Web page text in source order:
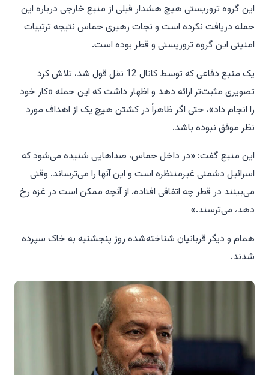
این گروه تروریستی هیچ هشدار قبلی از منبع خارجی درباره این
حمله دریافت نکرده است و نجات رهبری حماس نتیجه ترتیبات
امنیتی این گروه تروریستی و قطر بوده است.
یک منبع دفاعی که توسط کانال 12 نقل قول شد، تلاش کرد
تصویری مثبت‌تر ارائه دهد و اظهار داشت که این حمله «کار خود
را انجام داد»، حتی اگر ظاهراً در کشتن هیچ یک از اهداف مورد
نظر موفق نبوده باشد.
این منبع گفت: «در داخل حماس، صداهایی شنیده می‌شود که
اسرائیل دشمنی غیرمنتظره است و این آنها را می‌ترساند. وقتی
می‌بینند در قطر چه اتفاقی افتاده، از آنچه ممکن است در غزه رخ
دهد، می‌ترسند.»
همام و دیگر قربانیان شناخته‌شده روز پنجشنبه به خاک سپرده
شدند.